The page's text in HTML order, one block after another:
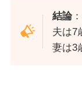
結論
夫は7
妻は3